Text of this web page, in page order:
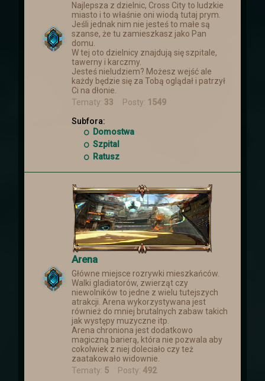
Najlepsza z dzielnic, Cross City to ludzkie
miasto i to właśnie oni wiodą tutaj prym.
Jeśli jednak nim nie jesteś to małe są
szanse, że tu zamieszkasz jako Pan
domu.
W tej oto dzielnicy znajdują się szpitale,
tawerny i karczmy.
Jesteś nieludziem? Możesz wejść ale
każdy będzie się za Tobą oglądał i patrzył
Ci na dłonie.
Tematy: 33 Posty: 1549
Subfora:
Domostwa
Szpital
Ratusz
Arena
Główne miejsce rozrywki mieszkańców.
Walki gladiatorów, zwierząt czy
niewolników to jedne z wielu tutejszych
atrakcji. Arena wykorzystywana jest
również do mniej brutalnych zabaw takich
jak występy muzyczne itp.
Arena chroniona jest dodatkowo
magiczną barierą, która nie pozwala aby
cokolwiek z niej doleciało czy też
zaatakowało widownie.
Tematy: 5 Posty: 492